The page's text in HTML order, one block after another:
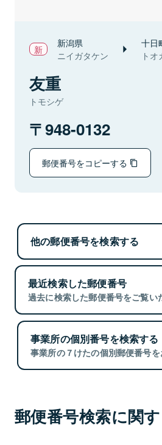
新潟県
ニイガタケン
十日
ト
友重
トモシゲ
948-0132
郵便番号をコピーする
他の郵便番号を検索する
最近検索した郵便番号
過去に検索した郵便番号をご覧い
事業所の個別番号を検索する
事業所の７けたの個別郵便番号を
郵便番号検索に関